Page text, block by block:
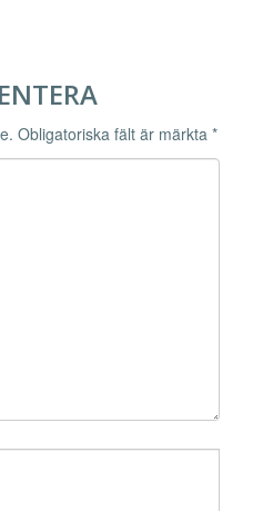
Obligatoriska fält är märkta *